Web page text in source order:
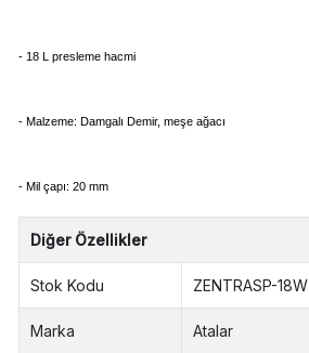
- 18 L presleme hacmi
- Malzeme: Damgalı Demir, meşe ağacı
- Mil çapı: 20 mm
Diğer Özellikler
Stok Kodu ZENTRASP-18W
Marka Atalar